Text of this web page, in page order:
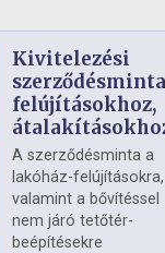
Kivitelezési
szerződésminta
felújításokhoz,
A szerződésminta a
lakóház-felújításokra,
valamint a bővítéssel
nem járó tetőtér-
beépítésekre